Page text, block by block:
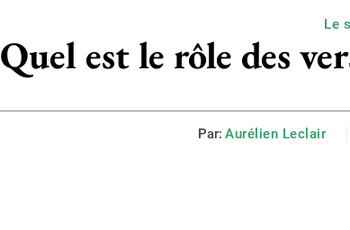
Le
Quel est le rôle des
Par: Aurélien Leclair